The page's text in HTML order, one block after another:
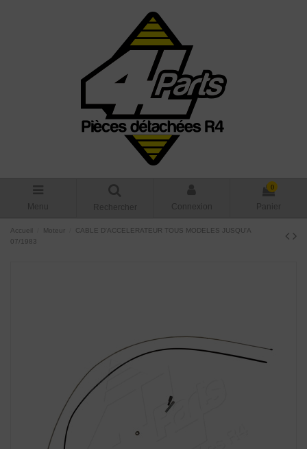
Menu Rechercher Connexion
0
Panier
Accueil Moteur
CABLE D'ACCELERATEUR TOUS MODELES JUSQU'A
07/1983